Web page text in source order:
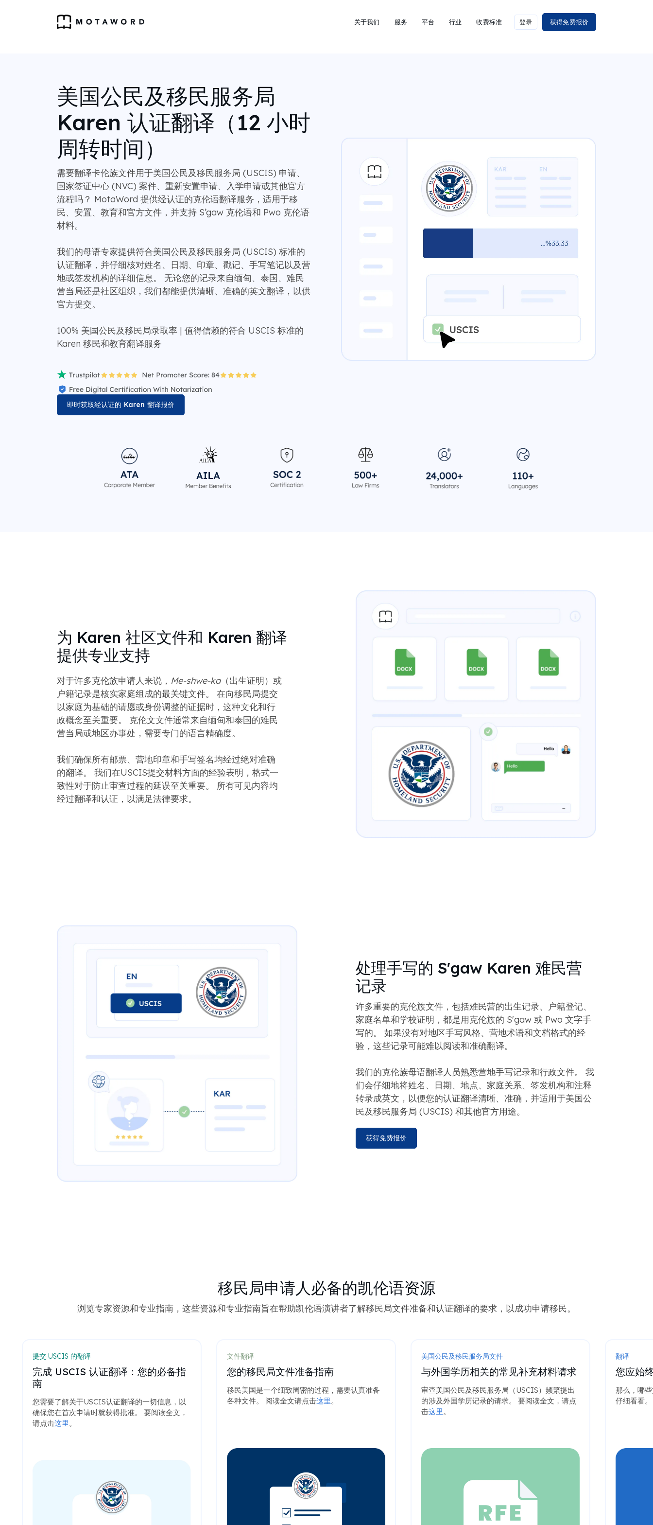
关于我们 服务 平台 行业 收费标准 登录 获得免费报价
美国公民及移民服务局
Karen 认证翻译（12 小时
周转时间）
需要翻译卡伦族文件用于美国公民及移民服务局 (USCIS) 申请、
国家签证中心 (NVC) 案件、重新安置申请、入学申请或其他官方
流程吗？ MotaWord 提供经认证的克伦语翻译服务，适用于移
民、安置、教育和官方文件，并支持 S’gaw 克伦语和 Pwo 克伦语
材料。
我们的母语专家提供符合美国公民及移民服务局 (USCIS) 标准的
认证翻译，并仔细核对姓名、日期、印章、戳记、手写笔记以及营
地或签发机构的详细信息。 无论您的记录来自缅甸、泰国、难民
营当局还是社区组织，我们都能提供清晰、准确的英文翻译，以供
官方提交。
100% 美国公民及移民局录取率 | 值得信赖的符合 USCIS 标准的
Karen 移民和教育翻译服务
即时获取经认证的 Karen 翻译报价
为 Karen 社区文件和 Karen 翻译
提供专业支持
对于许多克伦族申请人来说， Me-shwe-ka（出生证明）或
户籍记录是核实家庭组成的最关键文件。 在向移民局提交
以家庭为基础的请愿或身份调整的证据时，这种文化和行
政概念至关重要。 克伦文文件通常来自缅甸和泰国的难民
营当局或地区办事处，需要专门的语言精确度。
我们确保所有邮票、营地印章和手写签名均经过绝对准确
的翻译。 我们在USCIS提交材料方面的经验表明，格式一
致性对于防止审查过程的延误至关重要。 所有可见内容均
经过翻译和认证，以满足法律要求。
处理手写的 S'gaw Karen 难民营
记录
许多重要的克伦族文件，包括难民营的出生记录、户籍登记、
家庭名单和学校证明，都是用克伦族的 S'gaw 或 Pwo 文字手
写的。 如果没有对地区手写风格、营地术语和文档格式的经
验，这些记录可能难以阅读和准确翻译。
我们的克伦族母语翻译人员熟悉营地手写记录和行政文件。 我
们会仔细地将姓名、日期、地点、家庭关系、签发机构和注释
转录成英文，以便您的认证翻译清晰、准确，并适用于美国公
民及移民服务局 (USCIS) 和其他官方用途。
获得免费报价
移民局申请人必备的凯伦语资源
浏览专家资源和专业指南，这些资源和专业指南旨在帮助凯伦语演讲者了解移民局文件准备和认证翻译的要求，以成功申请移民。
提交 USCIS 的翻译
完成 USCIS 认证翻译：您的必备指
南
您需要了解关于USCIS认证翻译的一切信息，以
确保您在首次申请时就获得批准。 要阅读全文，
请点击这里。
文件翻译
您的移民局文件准备指南
移民美国是一个细致周密的过程，需要认真准备
各种文件。 阅读全文请点击这里。
美国公民及移民服务局文件
与外国学历相关的常见补充材料请求
审查美国公民及移民服务局（USCIS）频繁提出
的涉及外国学历记录的请求。 要阅读全文，请点
击这里。
翻译
您应始
那么，哪
仔细看看